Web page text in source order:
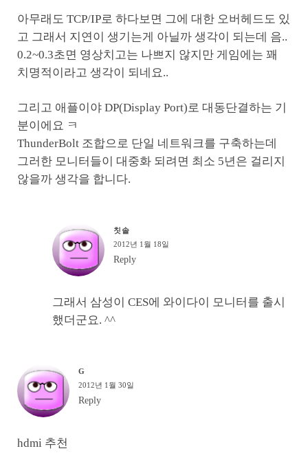
아무래도 TCP/IP로 하다보면 그에 대한 오버헤드도 있
고 그래서 지연이 생기는게 아닐까 생각이 되는데 음..
0.2~0.3초면 영상치고는 나쁘지 않지만 게임에는 꽤
치명적이라고 생각이 되네요..
그리고 애플이야 DP(Display Port)로 대동단결하는 기
분이에요 ㅋ
ThunderBolt 조합으로 단일 네트워크를 구축하는데
그러한 모니터들이 대중화 되려면 최소 5년은 걸리지
않을까 생각을 합니다.
칫솔
2012년 1월 18일
Reply
그래서 삼성이 CES에 와이다이 모니터를 출시
했더군요. ^^
G
2012년 1월 30일
Reply
hdmi 추천